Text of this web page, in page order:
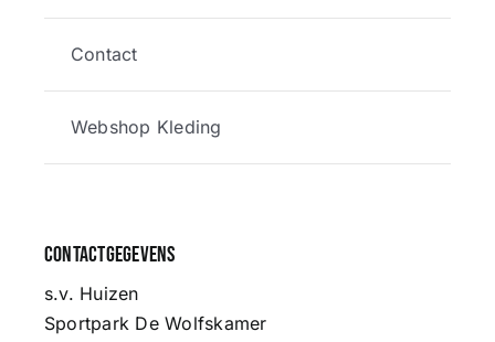
Contact
Webshop Kleding
Contactgegevens
s.v. Huizen
Sportpark De Wolfskamer